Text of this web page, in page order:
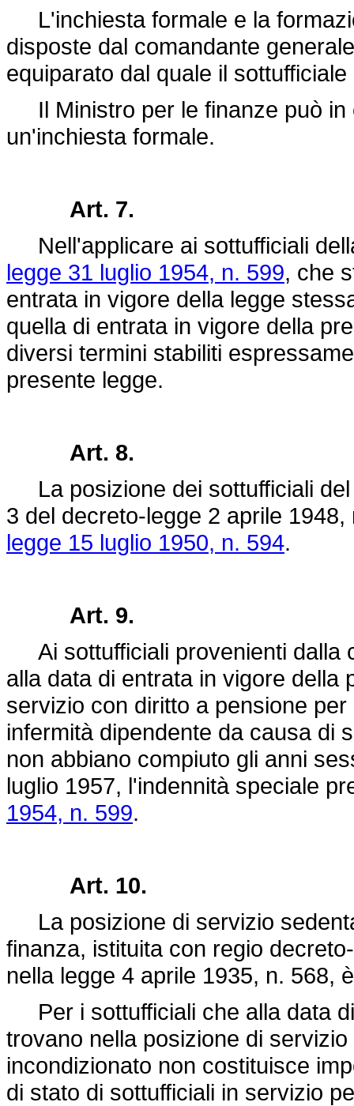
L'inchiesta formale e la
disposte dal comandante
equiparato dal quale il
Il Ministro per le finanze può in
un'inchiesta formale.
Art. 7.
Nell'applicare ai sottufficiali
legge 31 luglio 1954, n. 599, che
entrata in vigore della legge
quella di entrata in vigore della
diversi termini stabiliti
presente legge.
Art. 8.
La posizione dei sottufficiali del
3 del decreto-legge 2 aprile 1948,
legge 15 luglio 1950, n. 594.
Art. 9.
Ai sottufficiali provenienti dalla
alla data di entrata in vigore della
servizio con diritto a pensione
infermità dipendente da causa di
non abbiano compiuto gli anni
luglio 1957, l'indennità speciale
1954, n. 599.
Art. 10.
La posizione di servizio
finanza, istituita con regio
nella legge 4 aprile 1935, n. 568,
Per i sottufficiali che alla data
trovano nella posizione di
incondizionato non costituisce
di stato di sottufficiali in servizio